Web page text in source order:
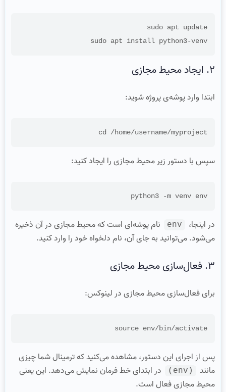
sudo apt install python3-venv
۲. ایجاد محیط مجازی
ابتدا وارد پوشه‌ی پروژه شوید:
cd /home/username/myproject
سپس با دستور زیر محیط مجازی را ایجاد کنید:
python3 -m venv env
در اینجا، env
نام پوشه‌ای است که محیط مجازی در آن ذخیره
می‌شود. می‌توانید به جای آن، نام دلخواه خود را وارد کنید.
۳. فعال‌سازی محیط مجازی
برای فعال‌سازی محیط مجازی در لینوکس:
source env/bin/activate
پس از اجرای این دستور، مشاهده می‌کنید که ترمینال شما چیزی
مانند
(env)
در ابتدای خط فرمان نمایش می‌دهد. این یعنی
محیط مجازی فعال است.